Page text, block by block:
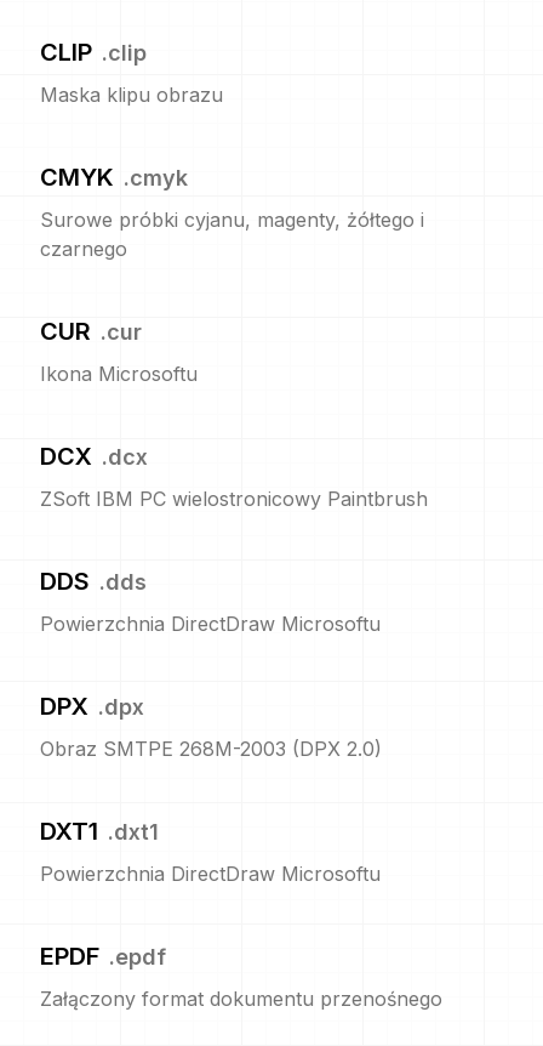
CLIP .clip
Maska klipu obrazu
CMYK .cmyk
Surowe próbki cyjanu, magenty, żółtego i
czarnego
CUR .cur
Ikona Microsoftu
DCX .dcx
ZSoft IBM PC wielostronicowy Paintbrush
DDS .dds
Powierzchnia DirectDraw Microsoftu
DPX .dpx
Obraz SMTPE 268M-2003 (DPX 2.0)
DXT1 .dxt1
Powierzchnia DirectDraw Microsoftu
EPDF .epdf
Załączony format dokumentu przenośnego